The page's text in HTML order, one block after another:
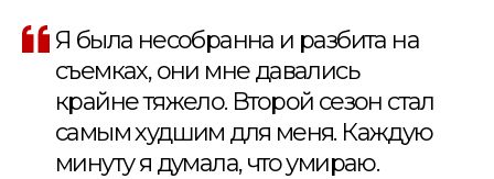
Я была несобранна и разбита на
съемках, они мне давались
крайне тяжело. Второй сезон стал
самым худшим для меня. Каждую
минуту я думала, что умираю.